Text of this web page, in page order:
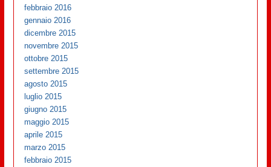
febbraio 2016
gennaio 2016
dicembre 2015
novembre 2015
ottobre 2015
settembre 2015
agosto 2015
luglio 2015
giugno 2015
maggio 2015
aprile 2015
marzo 2015
febbraio 2015